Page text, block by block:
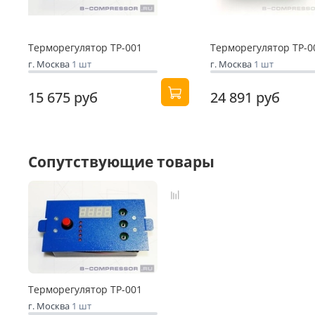
Терморегулятор ТР-001
г. Москва 1 шт
15 675 руб
Терморегулятор ТР-
г. Москва 1 шт
24 891 руб
Сопутствующие товары
Терморегулятор ТР-001
г. Москва 1 шт